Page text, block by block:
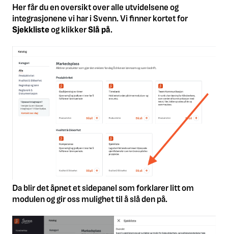
Her får du en oversikt over alle utvidelsene og
integrasjonene vi har i Svenn. Vi finner kortet for
Sjekklisteog klikkerSlå på.
Da blir det åpnet et sidepanel som forklarer litt om
modulen og gir oss mulighet til å slå den på.